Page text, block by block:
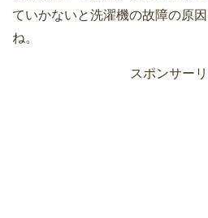
ていかないと洗濯機の故障の原
ね。
スポンサー